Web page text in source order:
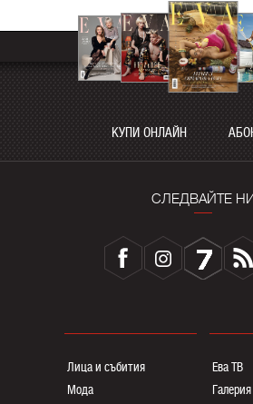
КУПИ ОНЛАЙН
СЛЕДВАЙТЕ
Лица и събития
Мода
Ева ТВ
Галерия